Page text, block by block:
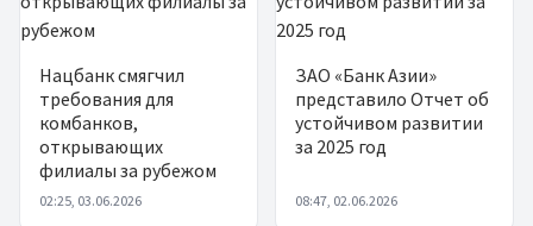
Нацбанк смягчил
требования для
комбанков,
открывающих
филиалы за рубежом
02:25, 03.06.2026
ЗАО «Банк Азии»
представило Отчет об
устойчивом развитии
за 2025 год
08:47, 02.06.2026